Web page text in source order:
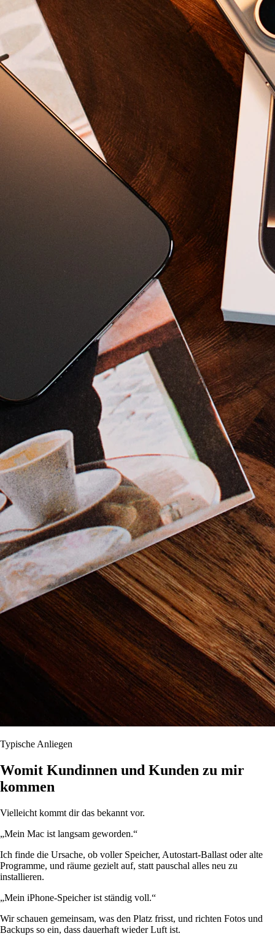
Typische Anliegen
Womit Kundinnen und Kunden zu mir
kommen
Vielleicht kommt dir das bekannt vor.
„Mein Mac ist langsam geworden.“
Ich finde die Ursache, ob voller Speicher, Autostart-Ballast oder alte
Programme, und räume gezielt auf, statt pauschal alles neu zu
installieren.
„Mein iPhone-Speicher ist ständig voll.“
Wir schauen gemeinsam, was den Platz frisst, und richten Fotos und
Backups so ein, dass dauerhaft wieder Luft ist.